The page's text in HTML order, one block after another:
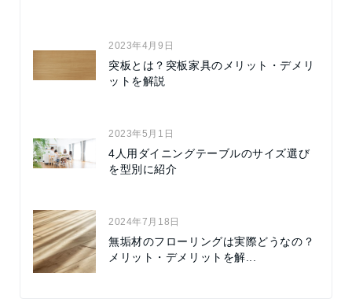
2023年4月9日
突板とは？突板家具のメリット・デメリ
ットを解説
2023年5月1日
4人用ダイニングテーブルのサイズ選び
を型別に紹介
2024年7月18日
無垢材のフローリングは実際どうなの？
メリット・デメリットを解...